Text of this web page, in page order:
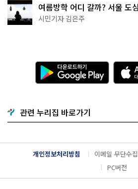
여름방학 어디 갈까? 서울 도
추천
시민기자 김은주
다
운
로
기
G
o
g
l
e
관련 누리집 바로가기
개인정보처리방침 이메일 무단수
PC버전